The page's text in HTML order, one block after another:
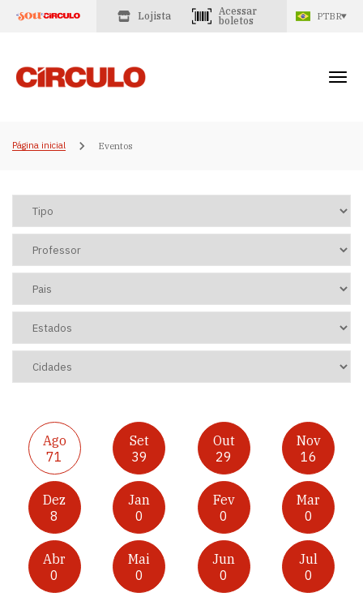
Lojista
Acessar
boletos
PTBR
Página inicial Eventos
Ago
71
Set
39
Out
29
Nov
16
Dez
8
Jan
0
Fev
0
Mar
0
Abr
0
Mai
0
Jun
0
Jul
0